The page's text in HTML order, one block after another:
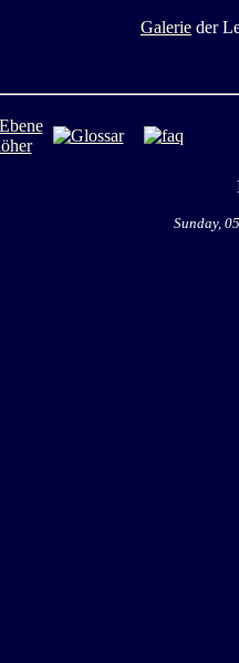
Galerie der
Sunday,